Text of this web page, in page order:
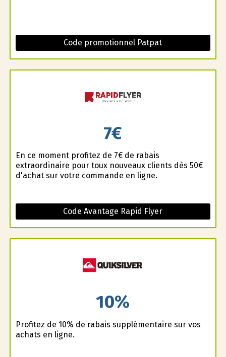
Code promotionnel Patpat
7€
En ce moment profitez de 7€ de rabais
extraordinaire pour toux nouveaux clients dès 50€
d'achat sur votre commande en ligne.
Code Avantage Rapid Flyer
10%
Profitez de 10% de rabais supplémentaire sur vos
achats en ligne.